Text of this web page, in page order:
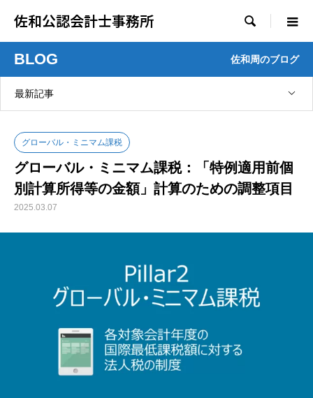
佐和公認会計士事務所 
BLOG 佐和周のブログ
最新記事
グローバル・ミニマム課税
グローバル・ミニマム課税：「特例適用前個
別計算所得等の金額」計算のための調整項目
2025.03.07